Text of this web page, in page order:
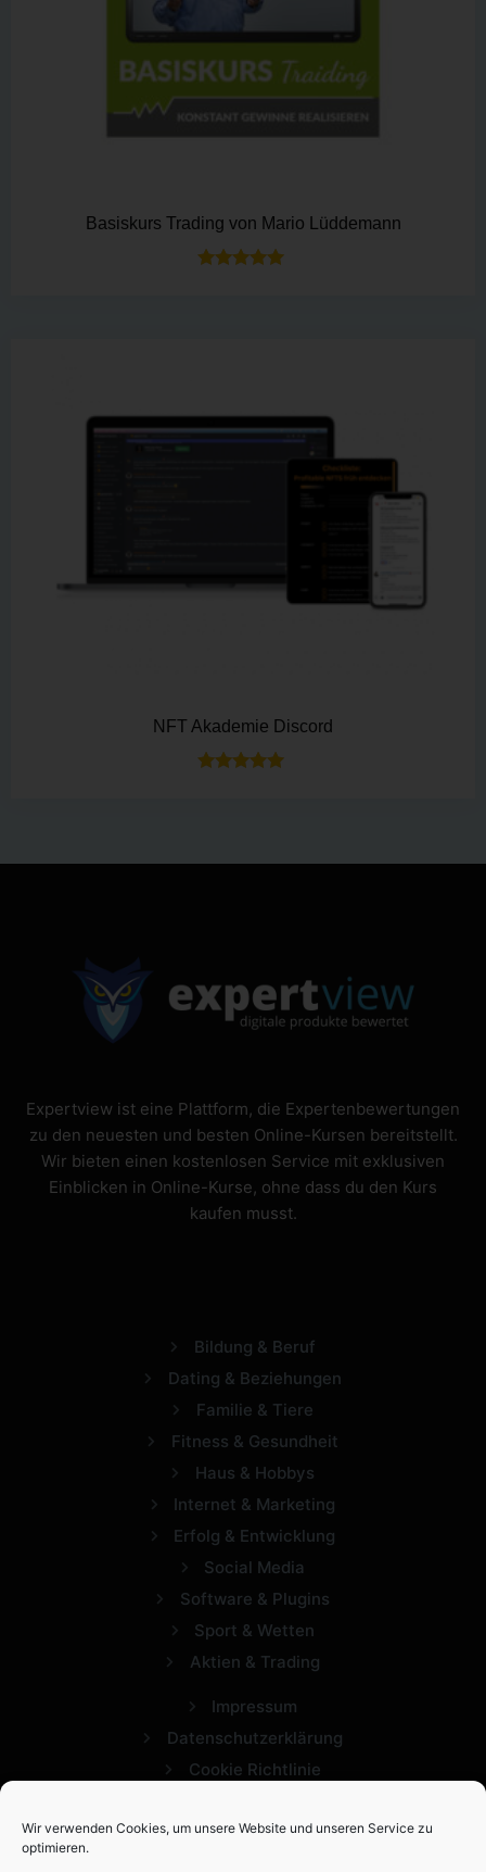
Wir verwenden Cookies, um unsere Website und unseren Service zu
optimieren.
Basiskurs Trading von Mario Lüddemann
NFT Akademie Discord
Expertview ist eine Plattform, die Expertenbewertungen
zu den neuesten und besten Online-Kursen bereitstellt.
Wir bieten einen kostenlosen Service mit exklusiven
Einblicken in Online-Kurse, ohne dass du den Kurs
kaufen musst.
Bildung & Beruf
Dating & Beziehungen
Familie & Tiere
Fitness & Gesundheit
Haus & Hobbys
Internet & Marketing
Erfolg & Entwicklung
Social Media
Software & Plugins
Sport & Wetten
Aktien & Trading
Impressum
Datenschutzerklärung
Cookie Richtlinie